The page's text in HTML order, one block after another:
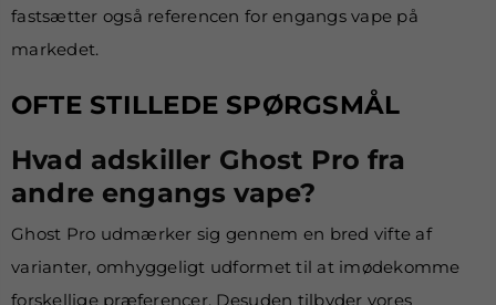
fastsætter også referencen for engangs vape på
markedet.
OFTE STILLEDE SPØRGSMÅL
Hvad adskiller Ghost Pro fra
andre engangs vape?
Ghost Pro udmærker sig gennem en bred vifte af
varianter, omhyggeligt udformet til at imødekomme
forskellige præferencer. Desuden tilbyder vores